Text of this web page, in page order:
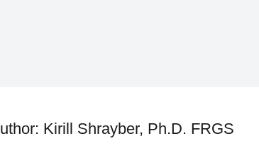
Kirill Shrayber, Ph.D. FRGS